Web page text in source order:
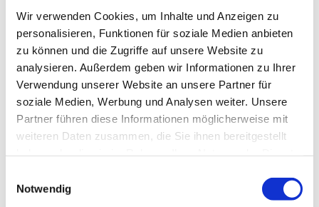
Wir verwenden Cookies, um Inhalte und Anzeigen zu
personalisieren, Funktionen für soziale Medien anbieten
zu können und die Zugriffe auf unsere Website zu
analysieren. Außerdem geben wir Informationen zu Ihrer
Verwendung unserer Website an unsere Partner für
soziale Medien, Werbung und Analysen weiter. Unsere
Partner führen diese Informationen möglicherweise mit
weiteren Daten zusammen, die Sie ihnen bereitgestellt
Notwendig
Mobile Bodensysteme
Produktdetails